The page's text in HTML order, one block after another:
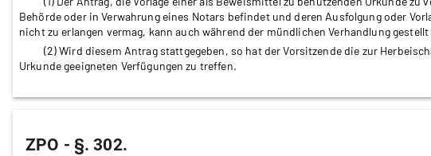
Behörde oder in Verwahrung eines Notars befindet und deren Ausfolgung oder
nicht zu erlangen vermag, kann auch während der mündlichen Verhandlung gestellt
(2) Wird diesem Antrag stattgegeben, so hat der Vorsitzende die zur
Urkunde geeigneten Verfügungen zu treffen.
ZPO - §. 302.